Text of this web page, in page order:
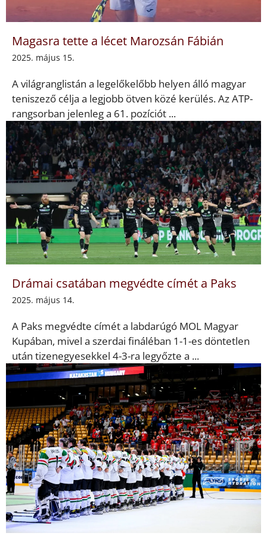
Magasra tette a lécet Marozsán Fábián
2025. május 15.
A világranglistán a legelőkelőbb helyen álló magyar
teniszező célja a legjobb ötven közé kerülés. Az ATP-
rangsorban jelenleg a 61. pozíciót ...
Drámai csatában megvédte címét a Paks
2025. május 14.
A Paks megvédte címét a labdarúgó MOL Magyar
Kupában, mivel a szerdai fináléban 1-1-es döntetlen
után tizenegyesekkel 4-3-ra legyőzte a ...